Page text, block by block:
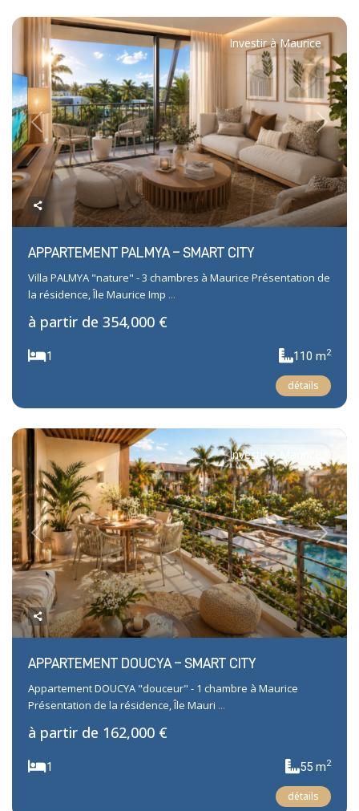
Previous Next
Investir à Maurice
APPARTEMENT PALMYA – SMART CITY
Villa PALMYA "nature" - 3 chambres à Maurice Présentation de
la résidence, Île Maurice Imp ...
à partir de 354,000 €
1 110 m2
détails
Previous Next
Investir à Maurice
APPARTEMENT DOUCYA – SMART CITY
Appartement DOUCYA "douceur" - 1 chambre à Maurice
Présentation de la résidence, Île Mauri ...
à partir de 162,000 €
1 55 m2
détails